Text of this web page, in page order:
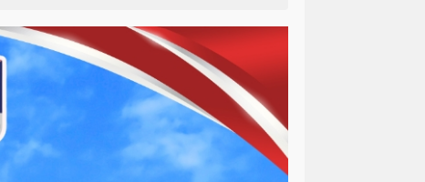
khusus kuansing
pariwisata pekanbaru
solok sosial